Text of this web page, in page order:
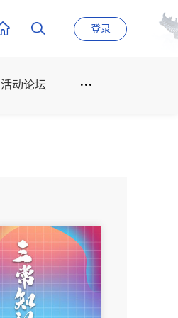
登录
活动论坛